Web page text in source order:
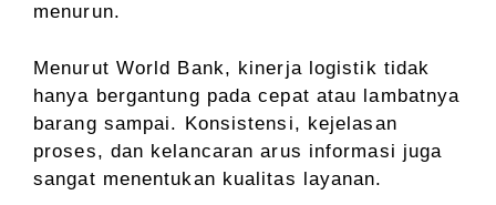
menurun.
Menurut World Bank, kinerja logistik tidak
hanya bergantung pada cepat atau lambatnya
barang sampai. Konsistensi, kejelasan
proses, dan kelancaran arus informasi juga
sangat menentukan kualitas layanan.